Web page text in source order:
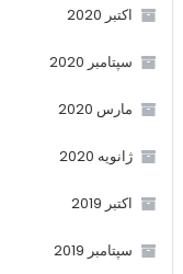
اکتبر 2020
سپتامبر 2020
مارس 2020
ژانویه 2020
اکتبر 2019
سپتامبر 2019